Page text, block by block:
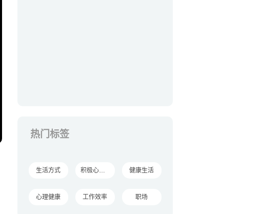
热门标签
生活方式 积极心理学 健康生活
心理健康 工作效率 职场